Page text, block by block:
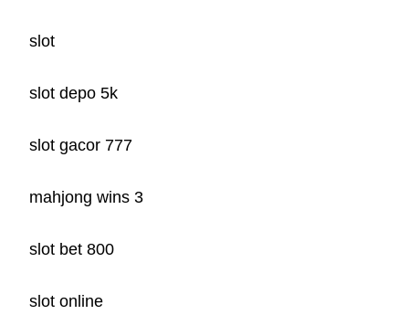
slot
slot depo 5k
slot gacor 777
mahjong wins 3
slot bet 800
slot online